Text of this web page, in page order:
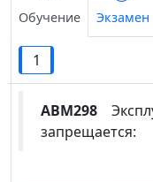
Обучение Экзамен
1
ABM298
запрещается: